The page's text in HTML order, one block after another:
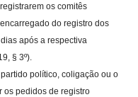
os comitês
do registro dos
após a respectiva
§ 3º).
político, coligação ou o
os pedidos de registro